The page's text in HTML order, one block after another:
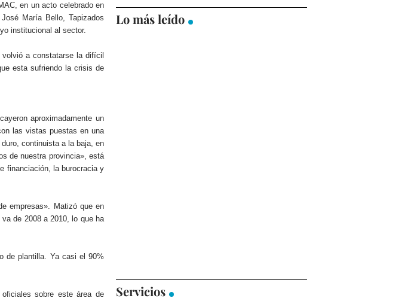
en un acto celebrado en
María Bello, Tapizados
institucional al sector.
a constatarse la difícil
esta sufriendo la crisis de
aproximadamente un
las vistas puestas en una
continuista a la baja, en
de nuestra provincia», está
financiación, la burocracia y
empresas». Matizó que en
de 2008 a 2010, lo que ha
de plantilla. Ya casi el 90%
sobre este área de
Lo más leído
Servicios